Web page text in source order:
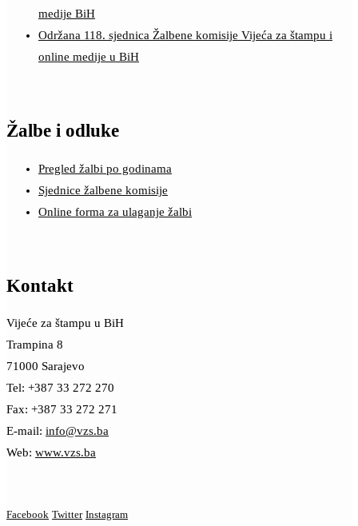
medije BiH
Održana 118. sjednica Žalbene komisije Vijeća za štampu i
online medije u BiH
Žalbe i odluke
Pregled žalbi po godinama
Sjednice žalbene komisije
Online forma za ulaganje žalbi
Kontakt
Vijeće za štampu u BiH
Trampina 8
71000 Sarajevo
Tel: +387 33 272 270
Fax: +387 33 272 271
E-mail: info@vzs.ba
Web: www.vzs.ba
Facebook Twitter Instagram